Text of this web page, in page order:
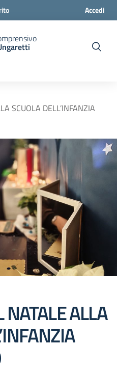
Accedi
SCUOLA DELL’INFANZIA
ALLA